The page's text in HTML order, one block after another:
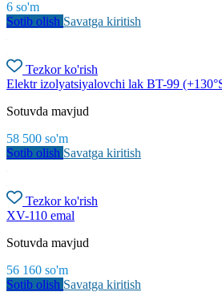
6 so'm
Sotib olish Savatga kiritish
Tezkor ko'rish
Elektr izolyatsiyalovchi lak BT-99
Sotuvda mavjud
58 500 so'm
Sotib olish Savatga kiritish
Tezkor ko'rish
XV-110 emal
Sotuvda mavjud
56 160 so'm
Sotib olish Savatga kiritish